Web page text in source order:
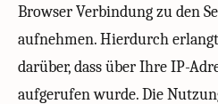
Browser Verbindung zu den
aufnehmen. Hierdurch
darüber, dass über Ihre IP-
aufgerufen wurde. Die